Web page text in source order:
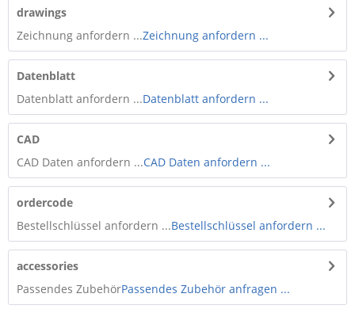
drawings
Zeichnung anfordern ...Zeichnung anfordern ...
Datenblatt
Datenblatt anfordern ...Datenblatt anfordern ...
CAD
CAD Daten anfordern ...CAD Daten anfordern ...
ordercode
Bestellschlüssel anfordern ...Bestellschlüssel anfordern ...
accessories
Passendes ZubehörPassendes Zubehör anfragen ...